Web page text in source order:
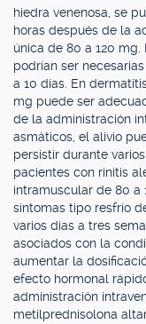
hiedra venenosa, se
horas después de la
única de 80 a 120
podrían ser
a 10 días. En
mg puede ser
de la administración
asmáticos, el alivio
persistir durante
pacientes con rinitis
intramuscular de 80 a
síntomas tipo resfrío
varios días a tres
asociados con la
aumentar la
efecto hormonal
administración
metilprednisolona